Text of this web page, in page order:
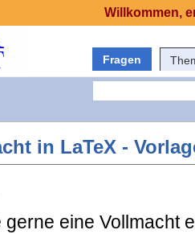
Fragen
in LaTeX -
gerne eine Vollmacht
Willkommen,